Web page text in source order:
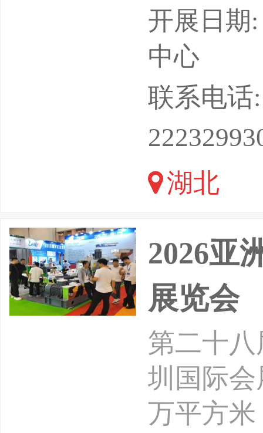
产业优
务部重
行（湖
游产品
器人到
业链研
开展日期
中心
联系电话
湖北
2026亚
展览会
第二十八
圳国际
万平方